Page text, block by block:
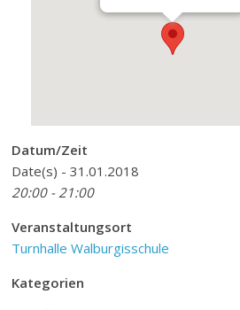
Datum/Zeit
Date(s) - 31.01.2018
20:00 - 21:00
Veranstaltungsort
Turnhalle Walburgisschule
Kategorien